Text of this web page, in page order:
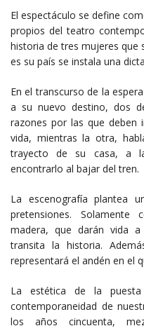
El espectáculo se define
propios del teatro
historia de tres mujeres que
es su país se instala una
En el transcurso de la
a su nuevo destino, dos
razones por las que deben
vida, mientras la otra,
trayecto de su casa, a
encontrarlo al bajar del tren.
La escenografía plantea
pretensiones.
madera, que darán vida
transita la historia.
representará el andén en el
La estética de la
contemporaneidad de
los años cincuenta,